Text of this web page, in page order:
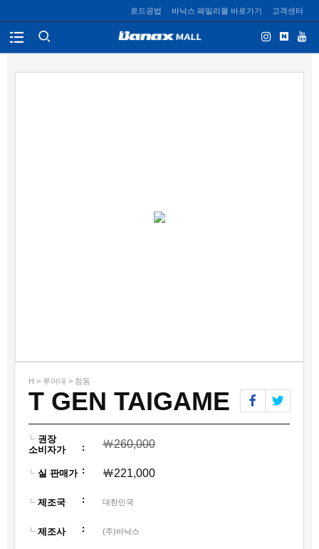
로드공법 바낙스 패밀리몰 바로가기 고객센터
H > 루어대 > 참돔
T GEN TAIGAME
권장
소비자가
: ￦260,000
실 판매가 : ￦221,000
제조국 : 대한민국
제조사 : (주)바낙스